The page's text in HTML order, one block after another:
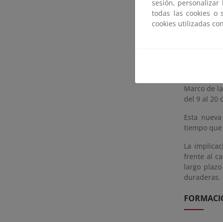
El
de
Marco de
del 9 al 20
Esta
tiempo
La
frente al
largo
duraderas.
sesión,
todas las cookies o
cookies utilizadas